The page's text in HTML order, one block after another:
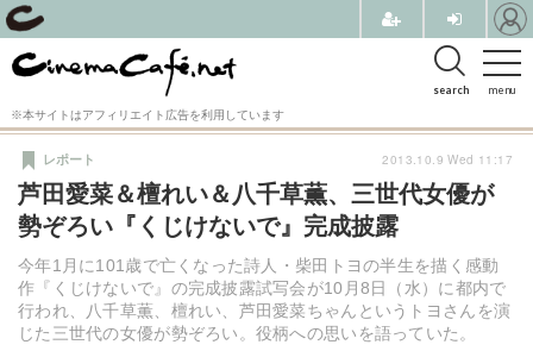
menu
search
※本サイトはアフィリエイト広告を利用しています
芦田愛菜＆檀れい＆八千草薫、三世代女優が
勢ぞろい『くじけないで』完成披露
今年1月に101歳で亡くなった詩人・柴田トヨの半生を描く感動
作『くじけないで』の完成披露試写会が10月8日（水）に都内で
行われ、八千草薫、檀れい、芦田愛菜ちゃんというトヨさんを演
じた三世代の女優が勢ぞろい。役柄への思いを語っていた。
レポート 2013.10.9 Wed 11:17